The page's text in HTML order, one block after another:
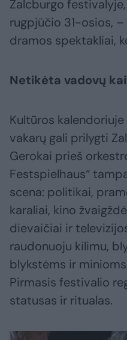
Zalcburgo
rugpjūčio 31-osios, –
dramos spektakliai,
Netikėta vadovų
Kultūros
vakarų gali prilygti
Gerokai prieš
Festspielhaus“
scena: politikai,
karaliai, kino
dievaičiai ir
raudonuoju kilimu,
blykstėms ir
Pirmasis festivalio
statusas ir ritualas.